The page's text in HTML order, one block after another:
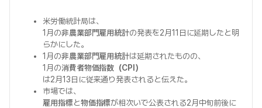
米労働統計局は、
1月の非農業部門雇用統計の発表を2月11日に延期したと明
らかにした。
1月の非農業部門雇用統計は延期されたものの、
1月の消費者物価指数（CPI）
は2月13日に従来通り発表されると伝えた。
市場では、
雇用指標と物価指標が相次いで公表される2月中旬前後に